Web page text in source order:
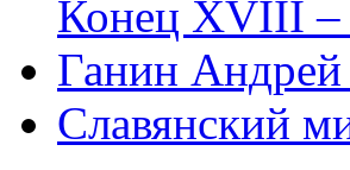
Конец XVIII –
Ганин Андрей
Славянский